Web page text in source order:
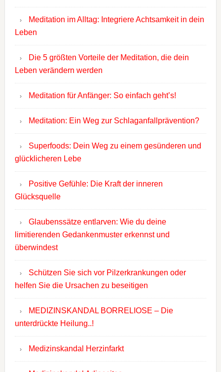
Meditation im Alltag: Integriere Achtsamkeit in dein
Leben
Die 5 größten Vorteile der Meditation, die dein
Leben verändern werden
Meditation für Anfänger: So einfach geht’s!
Meditation: Ein Weg zur Schlaganfallprävention?
Superfoods: Dein Weg zu einem gesünderen und
glücklicheren Lebe
Positive Gefühle: Die Kraft der inneren
Glücksquelle
Glaubenssätze entlarven: Wie du deine
limitierenden Gedankenmuster erkennst und
überwindest
Schützen Sie sich vor Pilzerkrankungen oder
helfen Sie die Ursachen zu beseitigen
MEDIZINSKANDAL BORRELIOSE – Die
unterdrückte Heilung..!
Medizinskandal Herzinfarkt